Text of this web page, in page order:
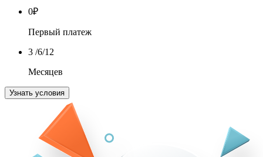
0₽
Первый платеж
3 /6/12
Месяцев
Узнать условия